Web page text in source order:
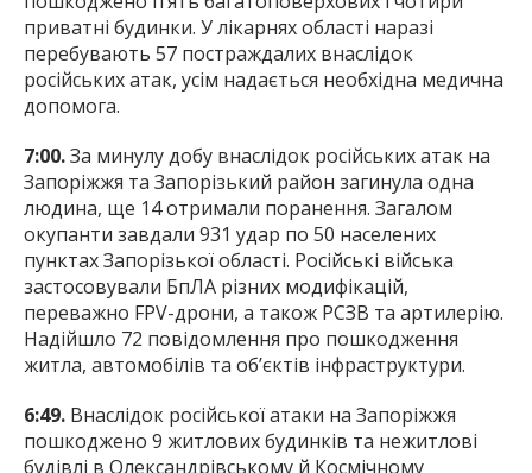
приватні будинки. У лікарнях області наразі
перебувають 57 постраждалих внаслідок
російських атак, усім надається необхідна медична
допомога.
7:00.За минулу добу внаслідок російських атак на
Запоріжжя та Запорізький район загинула одна
людина, ще 14 отримали поранення. Загалом
окупанти завдали 931 удар по 50 населених
пунктах Запорізької області. Російські війська
застосовували БпЛА різних модифікацій,
переважно FPV-дрони, а також РСЗВ та артилерію.
Надійшло 72 повідомлення про пошкодження
житла, автомобілів та об’єктів інфраструктури.
6:49. Внаслідок російської атаки на Запоріжжя
пошкоджено 9 житлових будинків та нежитлові
будівлі в Олександрівському й Космічному